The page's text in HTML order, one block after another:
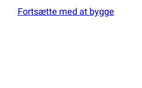
Fortsætte med at bygge